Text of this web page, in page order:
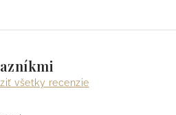
všetky recenzie